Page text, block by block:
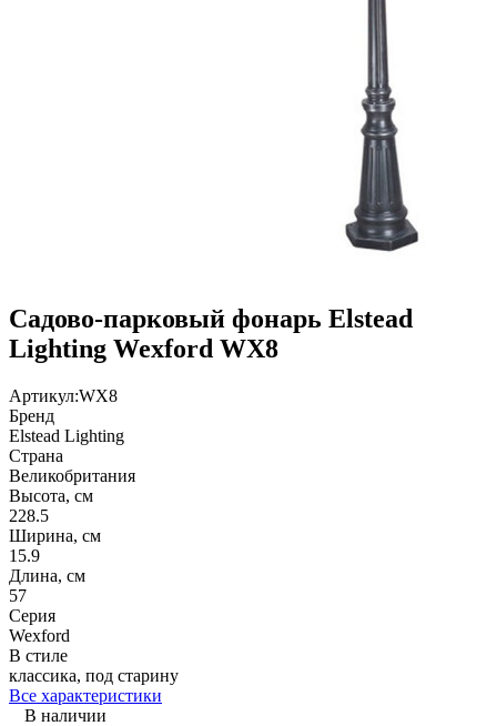
Садово-парковый фонарь Elstead
Lighting Wexford WX8
Артикул:WX8
Бренд
Elstead Lighting
Страна
Великобритания
Высота, см
228.5
Ширина, см
15.9
Длина, см
57
Серия
Wexford
В стиле
классика, под старину
Все характеристики
В наличии